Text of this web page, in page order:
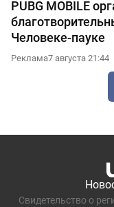
PUBG MOBILE
Человеке-пауке
Реклама7 августа 21:44
Свидетельство о